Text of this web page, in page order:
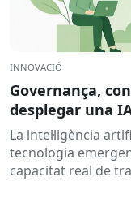
INNOVACIÓ
Governança,
desplegar una
La intel·ligència
tecnologia
capacitat real de